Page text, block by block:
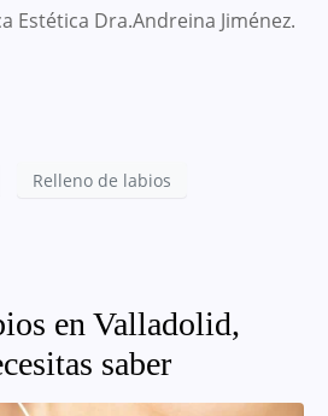
Estética Dra.Andreina Jiménez.
Relleno de labios
en Valladolid,
saber